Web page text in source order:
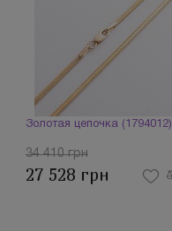
Золотая цепочка (1794012)
34 410 грн
27 528 грн